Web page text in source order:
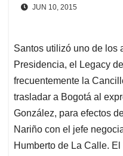
JUN 10, 2015
Santos utilizó uno de los
Presidencia, el Legacy
frecuentemente la
trasladar a Bogotá al
González, para efectos
Nariño con el jefe
Humberto de La Calle.